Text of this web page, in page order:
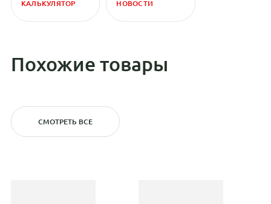
КАЛЬКУЛЯТОР НОВОСТИ
Похожие товары
СМОТРЕТЬ ВСЕ